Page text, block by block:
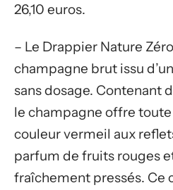
26,10 euros.
– Le Drappier Nature
champagne brut issu
sans dosage. Contenant
le champagne offre
couleur vermeil aux
parfum de fruits rouges
fraîchement pressés. Ce